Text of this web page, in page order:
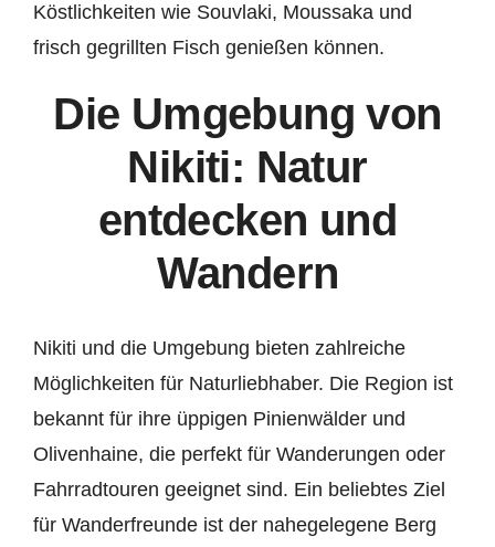
Köstlichkeiten wie Souvlaki, Moussaka und
frisch gegrillten Fisch genießen können.
Die Umgebung von
Nikiti: Natur
entdecken und
Wandern
Nikiti und die Umgebung bieten zahlreiche
Möglichkeiten für Naturliebhaber. Die Region ist
bekannt für ihre üppigen Pinienwälder und
Olivenhaine, die perfekt für Wanderungen oder
Fahrradtouren geeignet sind. Ein beliebtes Ziel
für Wanderfreunde ist der nahegelegene Berg